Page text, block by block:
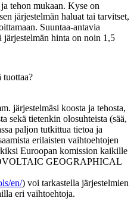
tehon mukaan. Kyse on
järjestelmän haluat tai tarvitset,
Suuntaa-antavia
järjestelmän hinta on noin 1,5
tuottaa?
järjestelmäsi koosta ja tehosta,
sekä tietenkin olosuhteista (sää,
paljon tutkittua tietoa ja
erilaisten vaihtoehtojen
Euroopan komission kaikille
GEOGRAPHICAL
en/) voi tarkastella järjestelmien
eri vaihtoehtoja.